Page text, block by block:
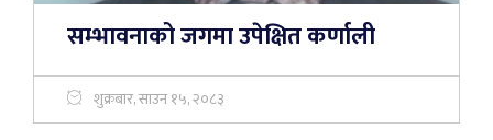
सम्भावनाको जगमा उपेक्षित कर्णाली
शुक्रबार, साउन १५, २०८३